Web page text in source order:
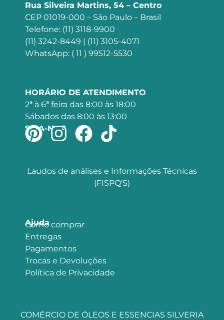
Rua Silveira Martins, 54 – Centro
CEP 01019-000 – São Paulo – Brasil
Telefone: (11) 3118-9900
(11) 3242-8449 | (11) 3105-4071
WhatsApp: ( 11 ) 99512-5530
HORÁRIO DE ATENDIMENTO
2ª à 6ª feira das 8:00 às 18:00
Sábados das 8:00 às 13:00
SIGA-NOS
Laudos de análises e Informações Técnicas
(FISPQ’S)
Ajuda
Como comprar
Entregas
Pagamentos
Trocas e Devoluções
Política de Privacidade
COMÉRCIO DE ÓLEOS E ESSENCIAS SILVERIA